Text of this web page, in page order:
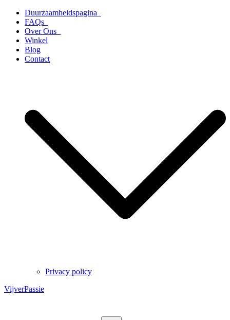
naar
inhoud
Duurzaamheidspagina
FAQs
Over Ons
Winkel
Blog
Contact
Privacy policy
VijverPassie